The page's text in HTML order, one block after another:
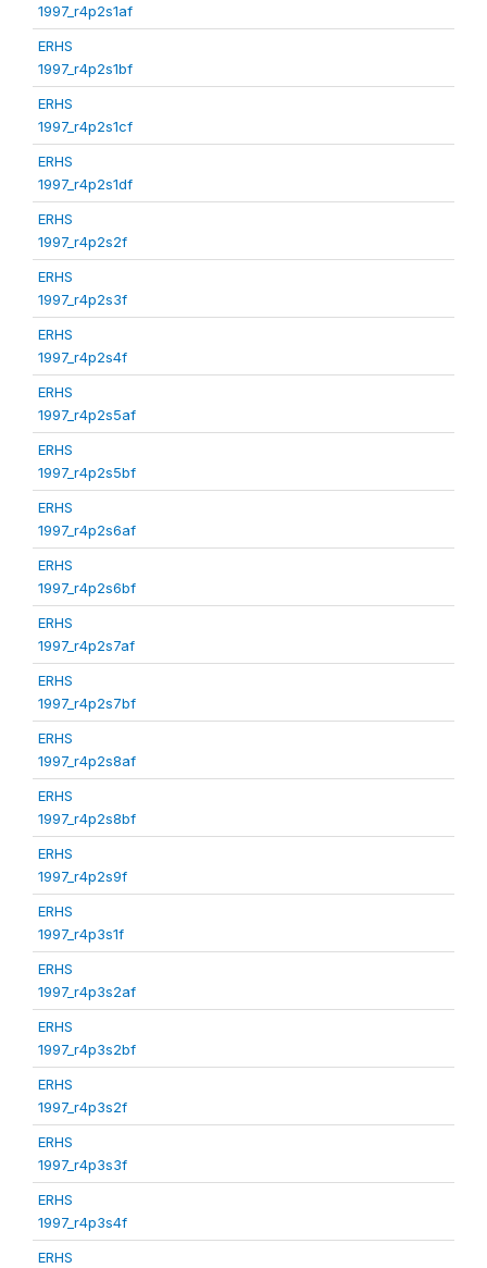
1997_r4p2s1af
ERHS
1997_r4p2s1bf
ERHS
1997_r4p2s1cf
ERHS
1997_r4p2s1df
ERHS
1997_r4p2s2f
ERHS
1997_r4p2s3f
ERHS
1997_r4p2s4f
ERHS
1997_r4p2s5af
ERHS
1997_r4p2s5bf
ERHS
1997_r4p2s6af
ERHS
1997_r4p2s6bf
ERHS
1997_r4p2s7af
ERHS
1997_r4p2s7bf
ERHS
1997_r4p2s8af
ERHS
1997_r4p2s8bf
ERHS
1997_r4p2s9f
ERHS
1997_r4p3s1f
ERHS
1997_r4p3s2af
ERHS
1997_r4p3s2bf
ERHS
1997_r4p3s2f
ERHS
1997_r4p3s3f
ERHS
1997_r4p3s4f
ERHS